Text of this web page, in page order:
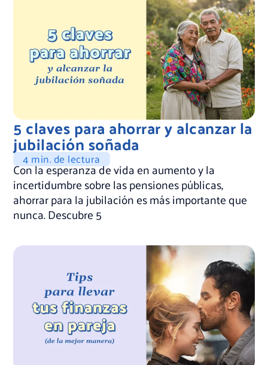
5 claves para ahorrar y alcanzar la
jubilación soñada
4 min. de lectura
Con la esperanza de vida en aumento y la
incertidumbre sobre las pensiones públicas,
ahorrar para la jubilación es más importante que
nunca. Descubre 5